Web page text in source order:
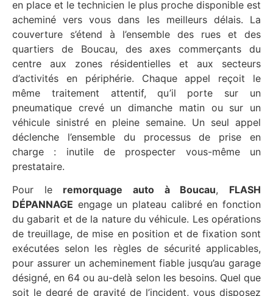
en place et le technicien le plus proche disponible est
acheminé vers vous dans les meilleurs délais. La
couverture s’étend à l’ensemble des rues et des
quartiers de Boucau, des axes commerçants du
centre aux zones résidentielles et aux secteurs
d’activités en périphérie. Chaque appel reçoit le
même traitement attentif, qu’il porte sur un
pneumatique crevé un dimanche matin ou sur un
véhicule sinistré en pleine semaine. Un seul appel
déclenche l’ensemble du processus de prise en
charge : inutile de prospecter vous-même un
prestataire.
Pour le remorquage auto à Boucau, FLASH
DÉPANNAGE engage un plateau calibré en fonction
du gabarit et de la nature du véhicule. Les opérations
de treuillage, de mise en position et de fixation sont
exécutées selon les règles de sécurité applicables,
pour assurer un acheminement fiable jusqu’au garage
désigné, en 64 ou au-delà selon les besoins. Quel que
soit le degré de gravité de l’incident, vous disposez